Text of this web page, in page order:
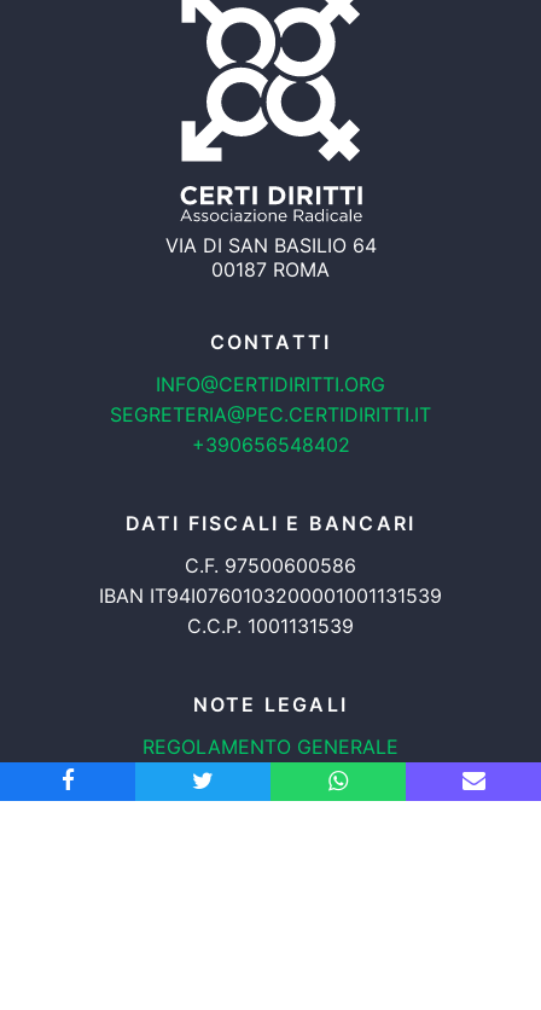
VIA DI SAN BASILIO 64
00187 ROMA
CONTATTI
INFO@CERTIDIRITTI.ORG
SEGRETERIA@PEC.CERTIDIRITTI.IT
+390656548402
DATI FISCALI E BANCARI
C.F. 97500600586
IBAN IT94I0760103200001001131539
C.C.P. 1001131539
NOTE LEGALI
REGOLAMENTO GENERALE
PROTEZIONE DATI
INFORMATIVA COOKIES